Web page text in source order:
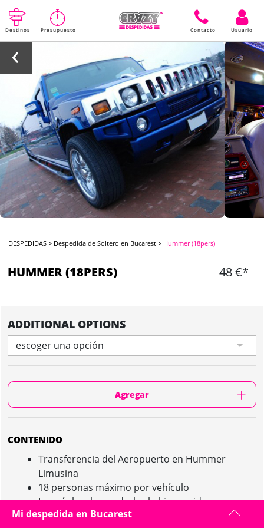
Destinos Presupuesto Contacto Usuario
DESPEDIDAS > Despedida de Soltero en Bucarest > Hummer (18pers)
HUMMER (18PERS) 48 €*
ADDITIONAL OPTIONS
escoger una opción
Agregar
CONTENIDO
Transferencia del Aeropuerto en Hummer
Limusina
18 personas máximo por vehículo
La guía local para darles la bienvenida
Posibilidad de añadir un minibús para el regreso
Mi despedida en Bucarest